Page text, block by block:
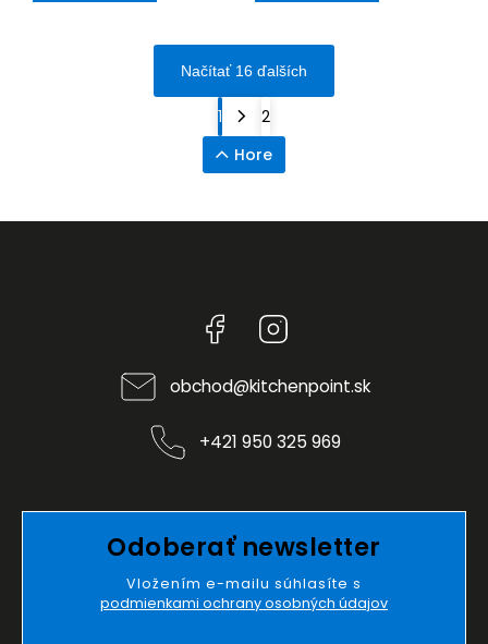
Načítať 16 ďalších
1
2
Hore
Facebook
obchod@kitchenpoint.sk
+421 950 325 969
Odoberať newsletter
Vložením e-mailu súhlasíte s
podmienkami ochrany osobných údajov